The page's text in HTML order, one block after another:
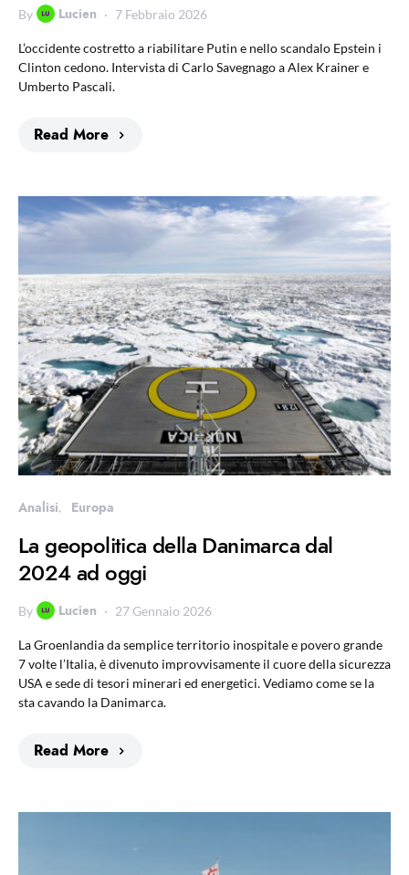
By Lucien 7 Febbraio 2026
L’occidente costretto a riabilitare Putin e nello scandalo Epstein i
Clinton cedono. Intervista di Carlo Savegnago a Alex Krainer e
Umberto Pascali.
Read More
Analisi Europa
La geopolitica della Danimarca dal
2024 ad oggi
By Lucien 27 Gennaio 2026
La Groenlandia da semplice territorio inospitale e povero grande
7 volte l’Italia, è divenuto improvvisamente il cuore della sicurezza
USA e sede di tesori minerari ed energetici. Vediamo come se la
sta cavando la Danimarca.
Read More